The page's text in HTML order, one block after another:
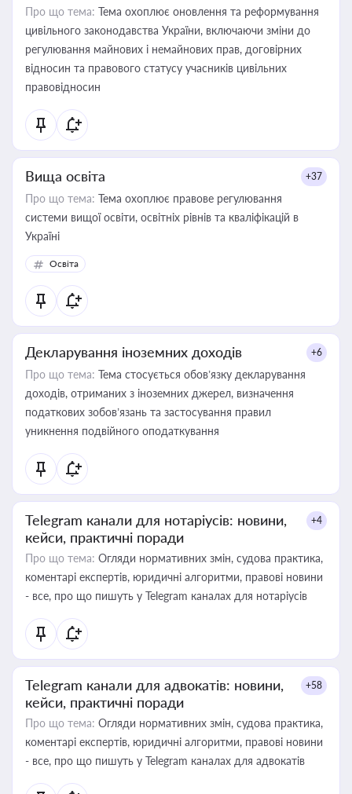
Про що тема: Тема охоплює оновлення та реформування
цивільного законодавства України, включаючи зміни до
регулювання майнових і немайнових прав, договірних
відносин та правового статусу учасників цивільних
правовідносин
Вища освіта +37
Про що тема: Тема охоплює правове регулювання
системи вищої освіти, освітніх рівнів та кваліфікацій в
Україні
Освіта
Декларування іноземних доходів +6
Про що тема: Тема стосується обов’язку декларування
доходів, отриманих з іноземних джерел, визначення
податкових зобов’язань та застосування правил
уникнення подвійного оподаткування
Telegram канали для нотаріусів: новини,
кейси, практичні поради
+4
Про що тема: Огляди нормативних змін, судова практика,
коментарі експертів, юридичні алгоритми, правові новини
- все, про що пишуть у Telegram каналах для нотаріусів
Telegram канали для адвокатів: новини,
кейси, практичні поради
+58
Про що тема: Огляди нормативних змін, судова практика,
коментарі експертів, юридичні алгоритми, правові новини
- все, про що пишуть у Telegram каналах для адвокатів